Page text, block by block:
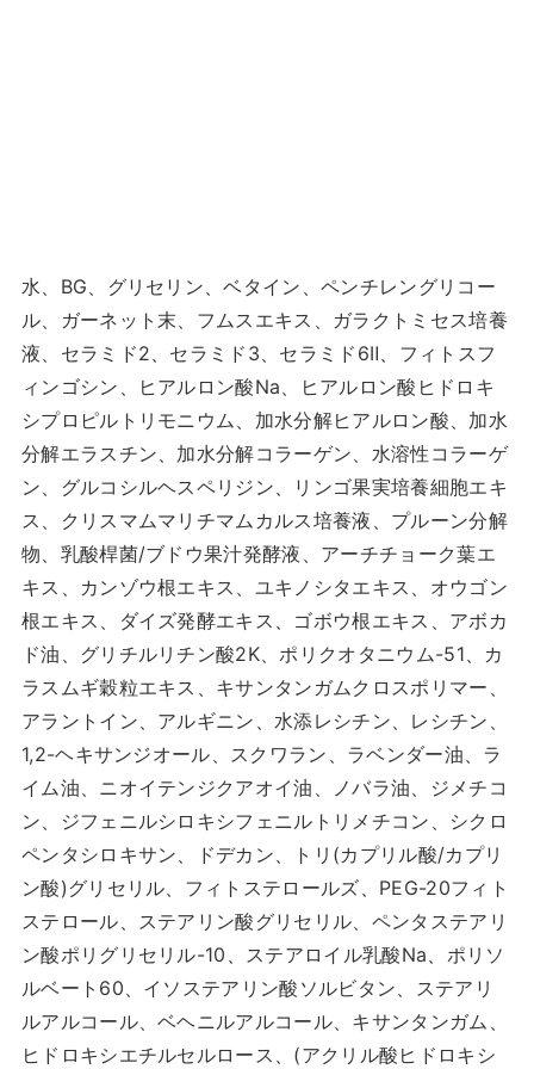
水、BG、グリセリン、ベタイン、ペンチレングリコー
ル、ガーネット末、フムスエキス、ガラクトミセス培養
液、セラミド2、セラミド3、セラミド6Ⅱ、フィトスフ
ィンゴシン、ヒアルロン酸Na、ヒアルロン酸ヒドロキ
シプロピルトリモニウム、加水分解ヒアルロン酸、加水
分解エラスチン、加水分解コラーゲン、水溶性コラーゲ
ン、グルコシルヘスペリジン、リンゴ果実培養細胞エキ
ス、クリスマムマリチマムカルス培養液、プルーン分解
物、乳酸桿菌/ブドウ果汁発酵液、アーチチョーク葉エ
キス、カンゾウ根エキス、ユキノシタエキス、オウゴン
根エキス、ダイズ発酵エキス、ゴボウ根エキス、アボカ
ド油、グリチルリチン酸2K、ポリクオタニウム-51、カ
ラスムギ穀粒エキス、キサンタンガムクロスポリマー、
アラントイン、アルギニン、水添レシチン、レシチン、
1,2-ヘキサンジオール、スクワラン、ラベンダー油、ラ
イム油、ニオイテンジクアオイ油、ノバラ油、ジメチコ
ン、ジフェニルシロキシフェニルトリメチコン、シクロ
ペンタシロキサン、ドデカン、トリ(カプリル酸/カプリ
ン酸)グリセリル、フィトステロールズ、PEG-20フィト
ステロール、ステアリン酸グリセリル、ペンタステアリ
ン酸ポリグリセリル-10、ステアロイル乳酸Na、ポリソ
ルベート60、イソステアリン酸ソルビタン、ステアリ
ルアルコール、ベヘニルアルコール、キサンタンガム、
ヒドロキシエチルセルロース、(アクリル酸ヒドロキシ